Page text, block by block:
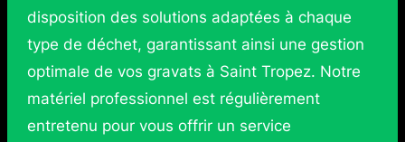
disposition des solutions adaptées à chaque
type de déchet, garantissant ainsi une gestion
optimale de vos gravats à Saint Tropez. Notre
matériel professionnel est régulièrement
entretenu pour vous offrir un service